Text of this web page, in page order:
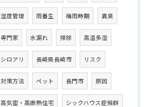
湿度管理 雨養生 梅雨時期 異臭
専門家 水漏れ 掃除 高温多湿
シロアリ 長崎県長崎市 リスク
対策方法 ペット 長門市 原因
高気密・高断熱住宅 シックハウス症候群